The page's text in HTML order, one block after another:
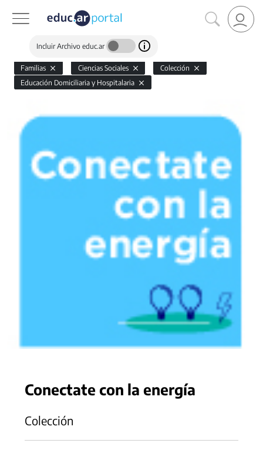
Incluir Archivo educ.ar
Familias Ciencias Sociales
Colección
Educación Domiciliaria y Hospitalaria
Conectate con la energía
Colección